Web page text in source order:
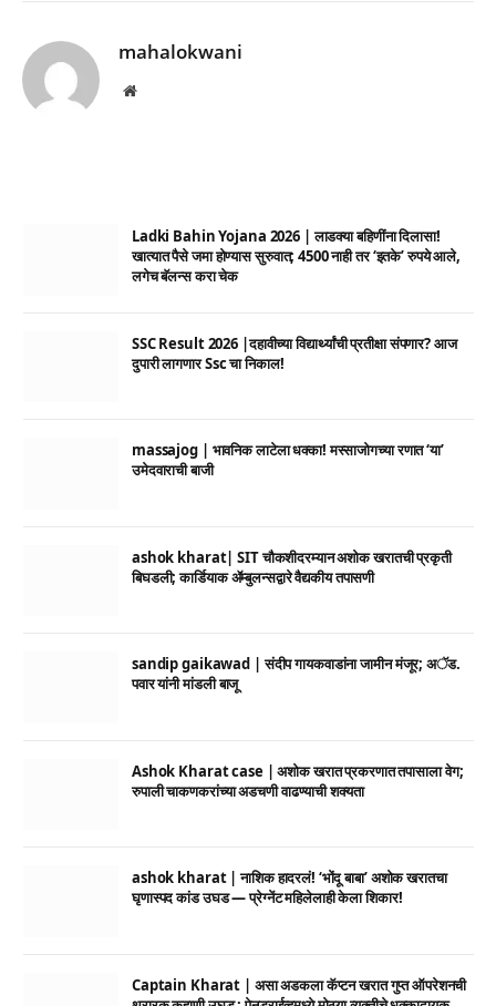
mahalokwani
Website
Ladki Bahin Yojana 2026 | लाडक्या बहिणींना दिलासा!
खात्यात पैसे जमा होण्यास सुरुवात; 4500 नाही तर ‘इतके’ रुपये आले,
लगेच बॅलन्स करा चेक
SSC Result 2026 |दहावीच्या विद्यार्थ्यांची प्रतीक्षा संपणार? आज
दुपारी लागणार Ssc चा निकाल!
massajog | भावनिक लाटेला धक्का! मस्साजोगच्या रणात ‘या’
उमेदवाराची बाजी
ashok kharat| SIT चौकशीदरम्यान अशोक खरातची प्रकृती
बिघडली; कार्डियाक ॲम्बुलन्सद्वारे वैद्यकीय तपासणी
sandip gaikawad | संदीप गायकवाडांना जामीन मंजूर; अॅड.
पवार यांनी मांडली बाजू
Ashok Kharat case | अशोक खरात प्रकरणात तपासाला वेग;
रुपाली चाकणकरांच्या अडचणी वाढण्याची शक्यता
ashok kharat | नाशिक हादरलं! ‘भोंदू बाबा’ अशोक खरातचा
घृणास्पद कांड उघड — प्रेग्नेंट महिलेलाही केला शिकार!
Captain Kharat | असा अडकला कॅप्टन खरात गुप्त ऑपरेशनची